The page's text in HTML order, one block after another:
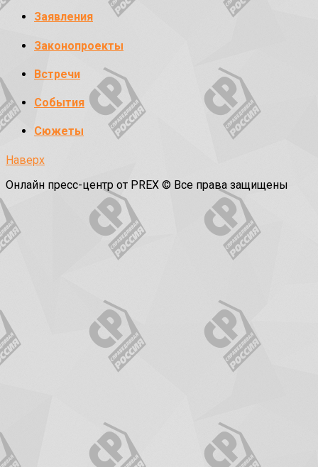
Заявления
Законопроекты
Встречи
События
Сюжеты
Наверх
Онлайн пресс-центр от PREX © Все права защищены